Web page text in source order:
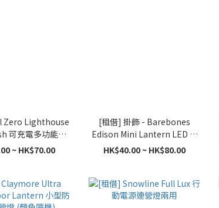
Zero Lighthouse
可充電多功能營
燈及電筒
~ HK$70.00
[租借] 掛飾 - Barebones
Edison Mini Lantern LED 愛
迪生迷你提燈 (霧黑色)
HK$40.00 ~ HK$80.00